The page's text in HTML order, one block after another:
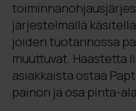
järjestelmällä
joiden tuotannossa
muuttuvat. Haastetta
asiakkaista ostaa
painon ja osa pinta-